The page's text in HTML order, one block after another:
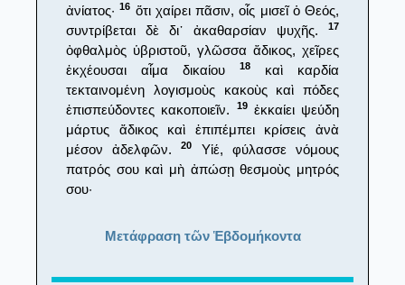
ἀνίατος·16 ὅτι χαίρει πᾶσιν, οἷς μισεῖ ὁ Θεός,
συντρίβεται δὲ δι᾿ ἀκαθαρσίαν ψυχῆς.
17
ὀφθαλμὸς ὑβριστοῦ, γλῶσσα ἄδικος, χεῖρες
ἐκχέουσαι αἷμα δικαίου
18
καὶ καρδία
τεκταινομένη λογισμοὺς κακοὺς καὶ πόδες
ἐπισπεύδοντες κακοποιεῖν.
19ἐκκαίει ψεύδη
μάρτυς ἄδικος καὶ ἐπιπέμπει κρίσεις ἀνὰ
μέσον ἀδελφῶν.20
Υἱέ, φύλασσε νόμους
πατρός σου καὶ μὴ ἀπώσῃ θεσμοὺς μητρός
σου·
Μετάφραση τῶν Ἑβδομήκοντα